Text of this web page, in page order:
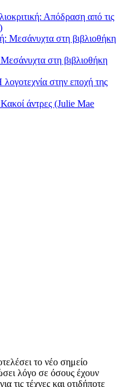
Απόδραση από τις
Μεσάνυχτα στη βιβλιοθήκη
Μεσάνυχτα στη βιβλιοθήκη
λογοτεχνία στην εποχή της
Κακοί άντρες (Julie Mae
το νέο σημείο
λόγο σε όσους έχουν
τέχνες και οτιδήποτε